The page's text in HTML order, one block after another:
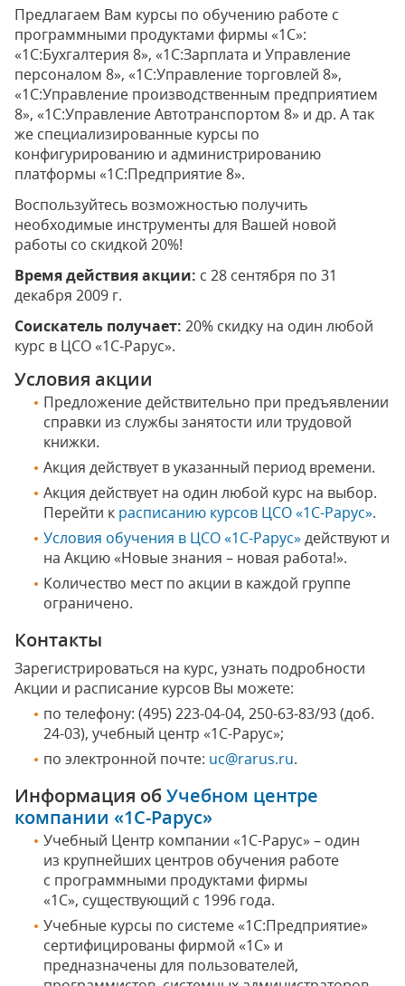
Предлагаем Вам курсы по обучению работе с
программными продуктами фирмы «1С»:
«1С:Бухгалтерия 8», «1С:Зарплата и Управление
персоналом 8», «1С:Управление торговлей 8»,
«1С:Управление производственным предприятием
8», «1С:Управление Автотранспортом 8» и др. А так
же специализированные курсы по
конфигурированию и администрированию
платформы «1С:Предприятие 8».
Воспользуйтесь возможностью получить
необходимые инструменты для Вашей новой
работы со скидкой 20%!
Время действия акции: с 28 сентября по 31
декабря 2009 г.
Соискатель получает: 20% скидку на один любой
курс в ЦСО «1С-Рарус».
Условия акции
Предложение действительно при предъявлении
справки из службы занятости или трудовой
книжки.
Акция действует в указанный период времени.
Акция действует на один любой курс на выбор.
Перейти к расписанию курсов ЦСО «1С-Рарус».
Условия обучения в ЦСО «1С-Рарус» действуют и
на Акцию «Новые знания – новая работа!».
Количество мест по акции в каждой группе
ограничено.
Контакты
Зарегистрироваться на курс, узнать подробности
Акции и расписание курсов Вы можете:
по телефону: (495) 223-04-04, 250-63-83/93 (доб.
24-03), учебный центр «1С-Рарус»;
по электронной почте: uc@rarus.ru.
Информация обУчебном центре
компании «1С-Рарус»
Учебный Центр компании «1С-Рарус» – один
из крупнейших центров обучения работе
с программными продуктами фирмы
«1С», существующий с 1996 года.
Учебные курсы по системе «1С:Предприятие»
сертифицированы фирмой «1С» и
предназначены для пользователей,